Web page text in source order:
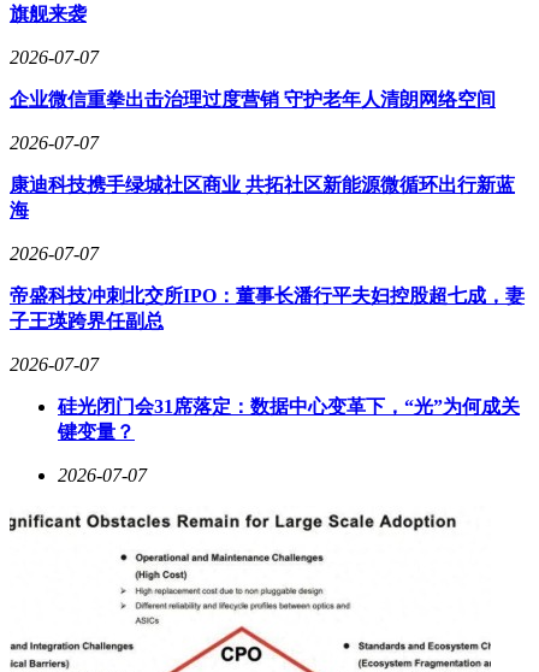
旗舰来袭
2026-07-07
企业微信重拳出击治理过度营销 守护老年人清朗网络空间
2026-07-07
康迪科技携手绿城社区商业 共拓社区新能源微循环出行新蓝
海
2026-07-07
帝盛科技冲刺北交所IPO：董事长潘行平夫妇控股超七成，妻
子王瑛跨界任副总
2026-07-07
硅光闭门会31席落定：数据中心变革下，“光”为何成关
键变量？
2026-07-07